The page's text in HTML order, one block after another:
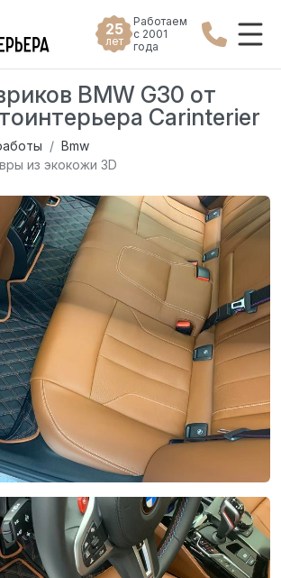
25
лет
Работаем
с 2001
года
BMW G30 от
Carinterier
Bmw
из экокожи 3D